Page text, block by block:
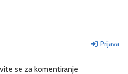
Prijava
se za komentiranje